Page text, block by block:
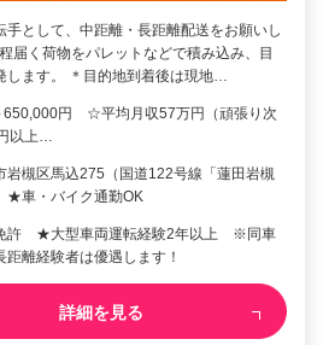
手として、中距離・長距離配送をお願いし
届く荷物をパレットなどで積み込み、目
します。 ＊目的地到着後は現地…
650,000円 ☆平均月収57万円（頑張り次
以上…
岩槻区馬込275（国道122号線「蓮田岩槻
★車・バイク通勤OK
許 ★大型車両運転経験2年以上 ※同車
離経験者は優遇します！
詳細を見る